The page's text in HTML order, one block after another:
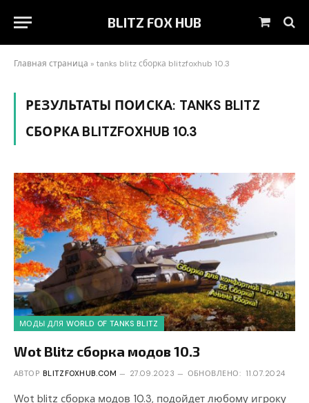
BLITZ FOX HUB Корзина
Главная страница » tanks blitz сборка blitzfoxhub 10.3
РЕЗУЛЬТАТЫ ПОИСКА: TANKS BLITZ
СБОРКА BLITZFOXHUB 10.3
МОДЫ ДЛЯ WORLD OF TANKS BLITZ
Wot Blitz сборка модов 10.3
АВТОР BLITZFOXHUB.COM 27.09.2023 ОБНОВЛЕНО: 11.07.2024
Wot blitz сборка модов 10.3, подойдет любому игроку